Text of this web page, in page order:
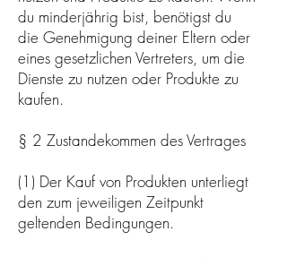
du minderjährig bist, benötigst du
die Genehmigung deiner Eltern oder
eines gesetzlichen Vertreters, um die
Dienste zu nutzen oder Produkte zu
kaufen.
§ 2 Zustandekommen des Vertrages
(1) Der Kauf von Produkten unterliegt
den zum jeweiligen Zeitpunkt
geltenden Bedingungen.